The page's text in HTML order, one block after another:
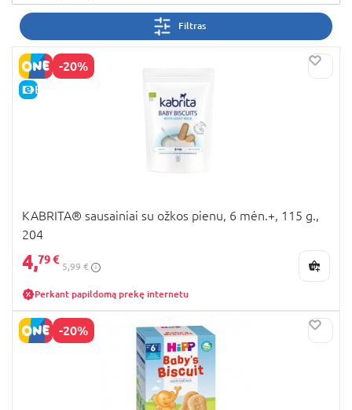
Filtras
-20%
E-KAINA
KABRITA® sausainiai su ožkos pienu, 6 mėn.+, 115 g.,
204
4,79 €
5,99 €
Perkant papildomą prekę internetu
-20%